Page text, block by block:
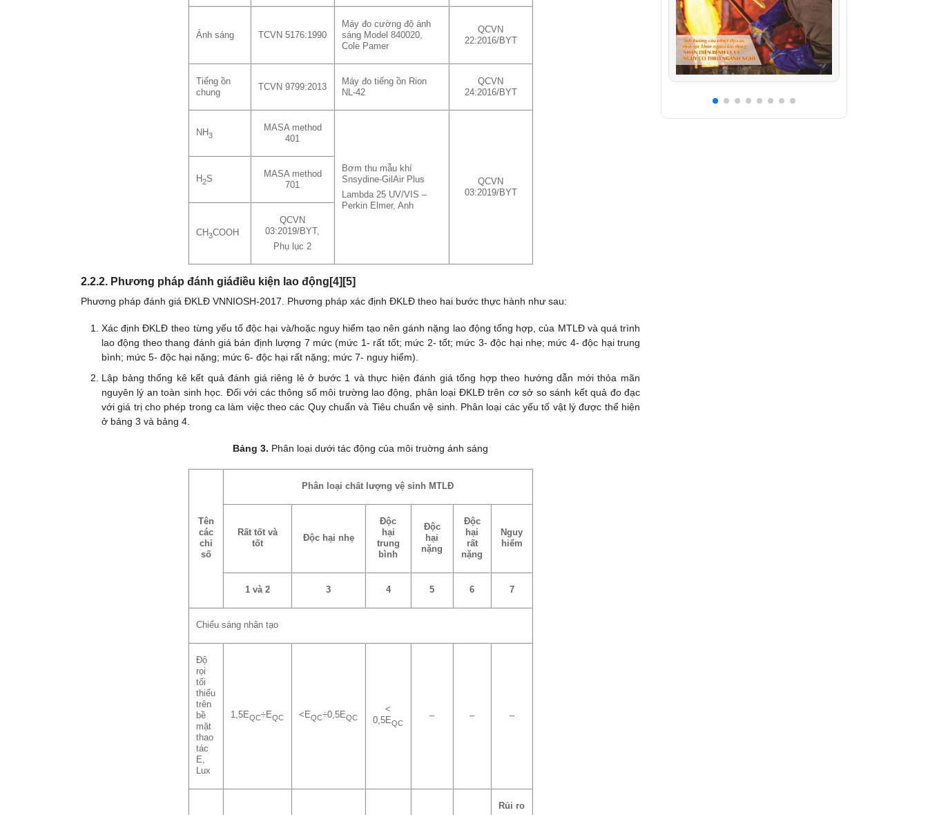
Ánh sáng TCVN 5176:1990
Máy đo cường độ ánh
sáng Model 840020,
Cole Pamer
QCVN
22:2016/BYT
Tiếng ồn
chung
TCVN 9799:2013
Máy đo tiếng ồn Rion
NL-42
QCVN
24:2016/BYT
NH3
MASA method
401
Bơm thu mẫu khí
Snsydine-GilAir Plus
Lambda 25 UV/VIS –
Perkin Elmer, Anh
QCVN
03:2019/BYT
H2S
MASA method
701
CH3COOH
QCVN
03:2019/BYT,
Phụ lục 2
2.2.2. Phương pháp đánh giáđiều kiện lao động[4][5]
Phương pháp đánh giá ĐKLĐ VNNIOSH-2017. Phương pháp xác định ĐKLĐ theo hai bước thực hành như sau:
Xác định ĐKLĐ theo từng yếu tố độc hại và/hoặc nguy hiểm tạo nên gánh nặng lao động tổng hợp, của MTLĐ và quá trình
lao động theo thang đánh giá bán định lượng 7 mức (mức 1- rất tốt; mức 2- tốt; mức 3- độc hại nhẹ; mức 4- độc hại trung
bình; mức 5- độc hại nặng; mức 6- độc hại rất nặng; mức 7- nguy hiểm).
Lập bảng thống kê kết quả đánh giá riêng lẻ ở bước 1 và thực hiện đánh giá tổng hợp theo hướng dẫn mới thỏa mãn
nguyên lý an toàn sinh học. Đối với các thông số môi trường lao động, phân loại ĐKLĐ trên cơ sở so sánh kết quả đo đạc
với giá trị cho phép trong ca làm việc theo các Quy chuẩn và Tiêu chuẩn vệ sinh. Phân loại các yếu tố vật lý được thể hiện
ở bảng 3 và bảng 4.
Bảng 3. Phân loại dưới tác động của môi truờng ánh sáng
Tên
các
chỉ
số
Phân loại chất lượng vệ sinh MTLĐ
Rất tốt và
tốt
Độc hại nhẹ
Độc
hại
trung
bình
Độc
hại
nặng
Độc
hại
rất
nặng
Nguy
hiểm
1 và 2 3 4 5 6 7
Chiếu sáng nhân tạo
Độ
rọi
tối
thiểu
trên
bề
mặt
thao
tác
E,
Lux
1,5EQC÷EQC <EQC÷0,5EQC
<
0,5EQC
– – –
Rủi ro